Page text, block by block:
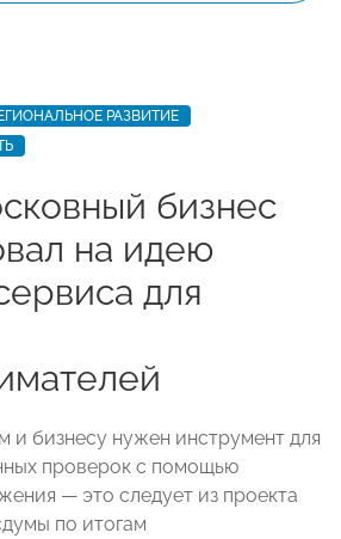
РАЗВИТИЕ
бизнес
на идею
для
и бизнесу нужен инструмент для
проверок с помощью
— это следует из проекта
по итогам